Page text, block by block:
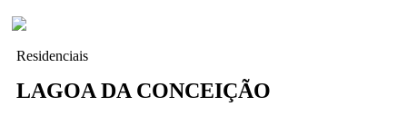
Residenciais
LAGOA DA CONCEIÇÃO